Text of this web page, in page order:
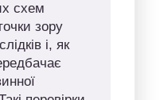
схем
зору
і, як